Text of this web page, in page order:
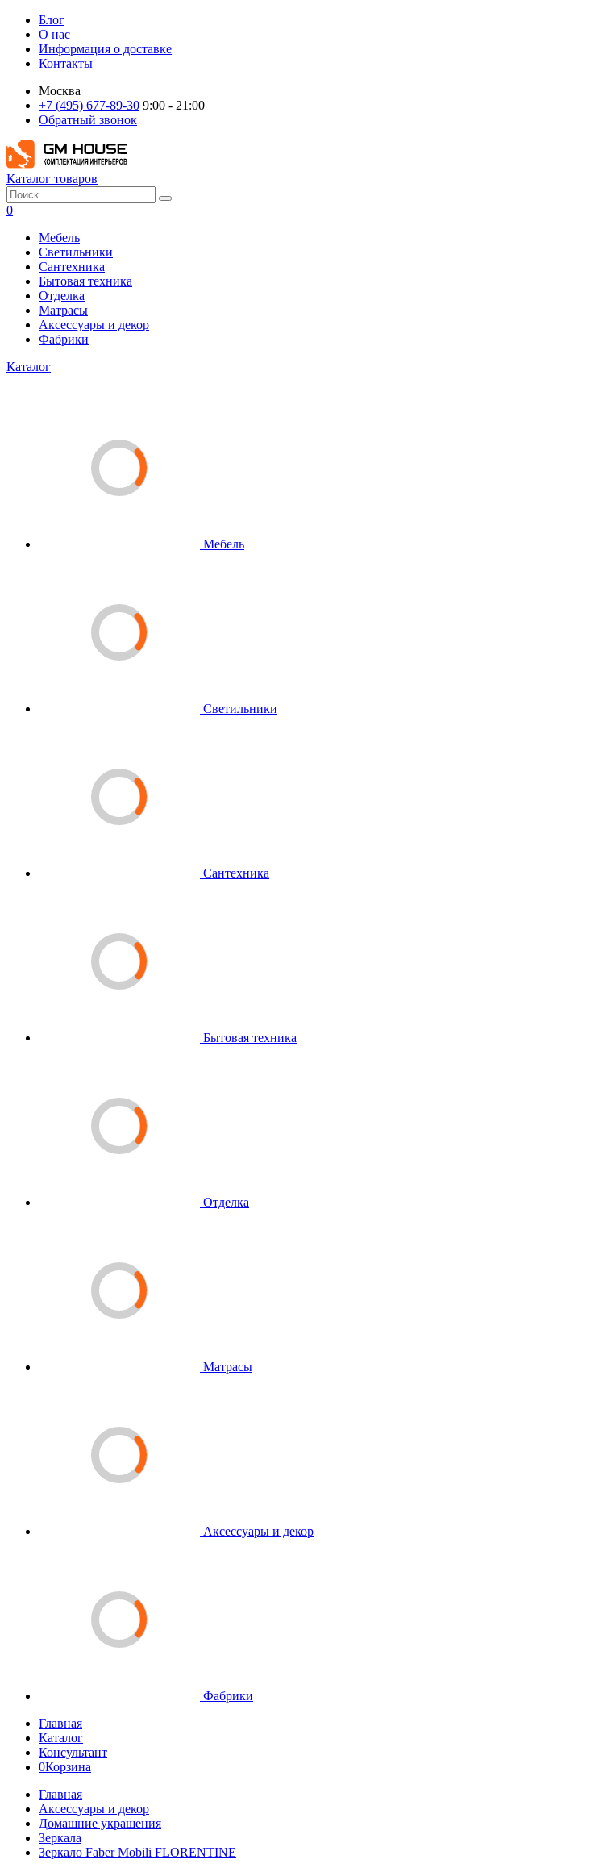
Блог
О нас
Информация о доставке
Контакты
Москва
+7 (495) 677-89-30 9:00 - 21:00
Обратный звонок
Каталог товаров
0
Мебель
Светильники
Сантехника
Бытовая техника
Отделка
Матрасы
Аксессуары и декор
Фабрики
Каталог
Мебель
Светильники
Сантехника
Бытовая техника
Отделка
Матрасы
Аксессуары и декор
Фабрики
Главная
Каталог
Консультант
0Корзина
Главная
Аксессуары и декор
Домашние украшения
Зеркала
Зеркало Faber Mobili FLORENTINE